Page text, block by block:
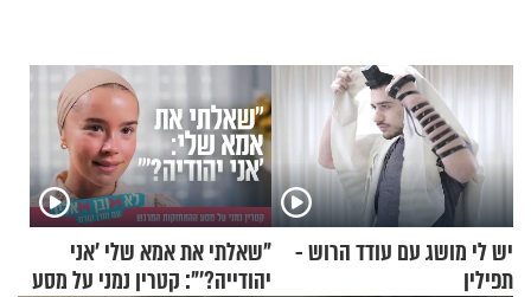
יש לי מושג עם עודד הרוש -
תפילין
"שאלתי את אמא שלי 'אני
יהודייה?'": קטרין נמני על מסע